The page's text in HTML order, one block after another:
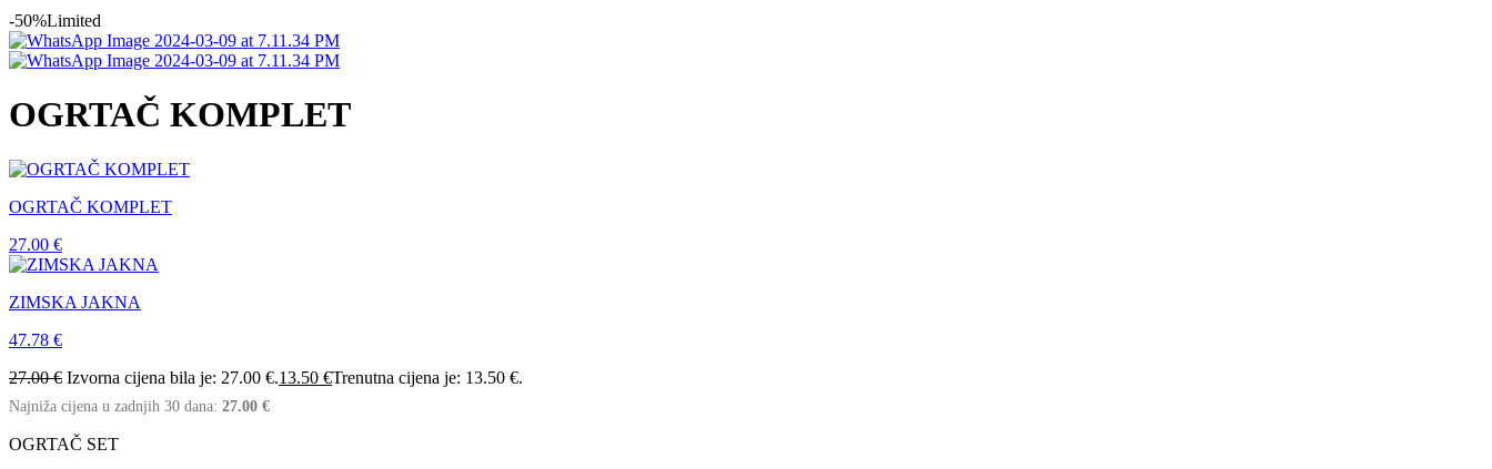
-50%Limited
OGRTAČ KOMPLET
OGRTAČ KOMPLET
27.00 €
ZIMSKA JAKNA
47.78 €
27.00€ Izvorna cijena bila je: 27.00 €.13.50 €Trenutna cijena je: 13.50 €.
Najniža cijena u zadnjih 30 dana: 27.00 €
OGRTAČ SET